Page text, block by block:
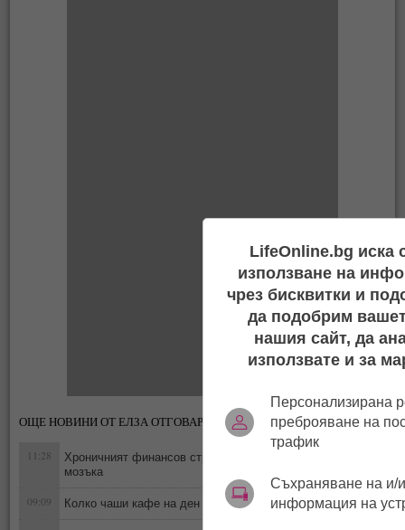
ОЩЕ НОВИНИ ОТ ЕЛЗА ОТГОВАРЯ
11:28
Хроничният финансов стрес ускорява стареенето на
мозъка
09:09 Колко чаши кафе на ден са безопасни за сърцето?
LifeOnline.bg иска
използване на
чрез бисквитки и
да подобрим
нашия сайт, да
използвате и за
Персонализирана
преброяване на
трафик
Съхраняване на и/
информация на